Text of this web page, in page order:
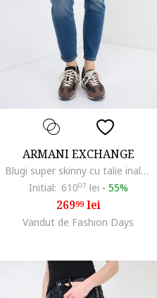
ARMANI EXCHANGE
Blugi super skinny cu talie inalta, Albastru prafuit
Initial: 61007 lei - 55%
26999lei
Vandut de Fashion Days